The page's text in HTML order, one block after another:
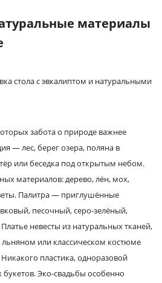
материалы
забота о природе важнее
— лес, берег озера, поляна в
или беседка под открытым небом.
материалов: дерево, лён, мох,
Палитра — приглушённые
песочный, серо-зелёный,
невесты из натуральных тканей,
льняном или классическом костюме
пластика, одноразовой
букетов. Эко-свадьбы особенно